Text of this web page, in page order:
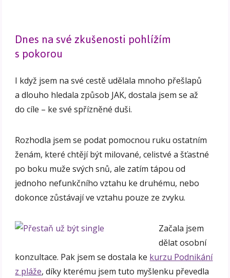
Dnes na své zkušenosti pohlížím
s pokorou
I když jsem na své cestě udělala mnoho přešlapů
a dlouho hledala způsob JAK, dostala jsem se až
do cíle – ke své spřízněné duši.
Rozhodla jsem se podat pomocnou ruku ostatním
ženám, které chtějí být milované, celistvé a šťastné
po boku muže svých snů, ale zatím tápou od
jednoho nefunkčního vztahu ke druhému, nebo
dokonce zůstávají ve vztahu pouze ze zvyku.
Začala jsem
dělat osobní
konzultace. Pak jsem se dostala ke kurzu Podnikání
z pláže, díky kterému jsem tuto myšlenku převedla